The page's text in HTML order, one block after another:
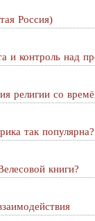
Россия)
и контроль над
религии со
так популярна?
книги?